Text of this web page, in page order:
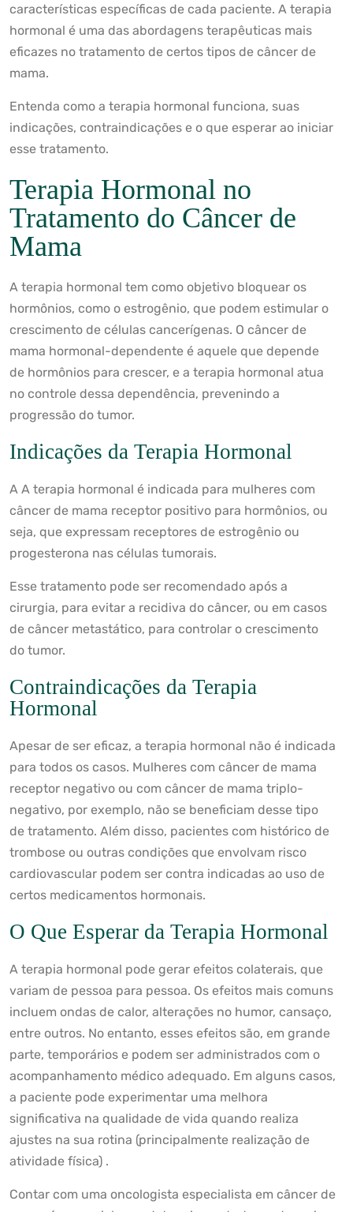
características específicas de cada paciente. A terapia
hormonal é uma das abordagens terapêuticas mais
eficazes no tratamento de certos tipos de câncer de
mama.
Entenda como a terapia hormonal funciona, suas
indicações, contraindicações e o que esperar ao iniciar
esse tratamento.
Terapia Hormonal no
Tratamento do Câncer de
Mama
A terapia hormonal tem como objetivo bloquear os
hormônios, como o estrogênio, que podem estimular o
crescimento de células cancerígenas. O câncer de
mama hormonal-dependente é aquele que depende
de hormônios para crescer, e a terapia hormonal atua
no controle dessa dependência, prevenindo a
progressão do tumor.
Indicações da Terapia Hormonal
A A terapia hormonal é indicada para mulheres com
câncer de mama receptor positivo para hormônios, ou
seja, que expressam receptores de estrogênio ou
progesterona nas células tumorais.
Esse tratamento pode ser recomendado após a
cirurgia, para evitar a recidiva do câncer, ou em casos
de câncer metastático, para controlar o crescimento
do tumor.
Contraindicações da Terapia
Hormonal
Apesar de ser eficaz, a terapia hormonal não é indicada
para todos os casos. Mulheres com câncer de mama
receptor negativo ou com câncer de mama triplo-
negativo, por exemplo, não se beneficiam desse tipo
de tratamento. Além disso, pacientes com histórico de
trombose ou outras condições que envolvam risco
cardiovascular podem ser contra indicadas ao uso de
certos medicamentos hormonais.
O Que Esperar da Terapia Hormonal
A terapia hormonal pode gerar efeitos colaterais, que
variam de pessoa para pessoa. Os efeitos mais comuns
incluem ondas de calor, alterações no humor, cansaço,
entre outros. No entanto, esses efeitos são, em grande
parte, temporários e podem ser administrados com o
acompanhamento médico adequado. Em alguns casos,
a paciente pode experimentar uma melhora
significativa na qualidade de vida quando realiza
ajustes na sua rotina (principalmente realização de
atividade física) .
Contar com uma oncologista especialista em câncer de